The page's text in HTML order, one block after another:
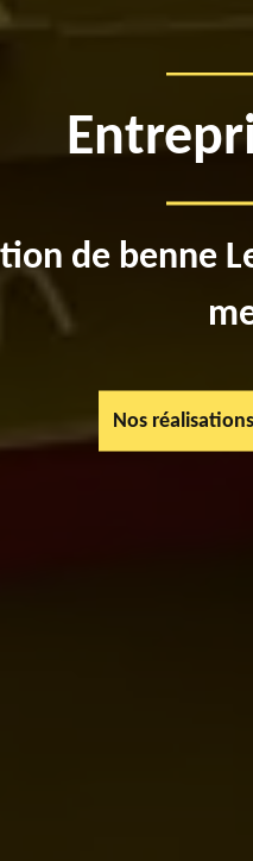
de benne
Nos réalisations